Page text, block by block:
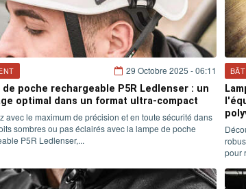
29 Octobre 2025 - 06:11
de poche rechargeable P5R Ledlenser : un
optimal dans un format ultra-compact
avec le maximum de précision et en toute sécurité dans
sombres ou pas éclairés avec la lampe de poche
P5R Ledlenser,...
pour